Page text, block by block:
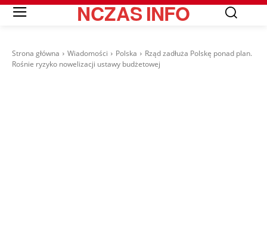
NCZASINFO
Strona główna Wiadomości Polska
Rząd zadłuża Polskę ponad plan.
Rośnie ryzyko nowelizacji ustawy budżetowej